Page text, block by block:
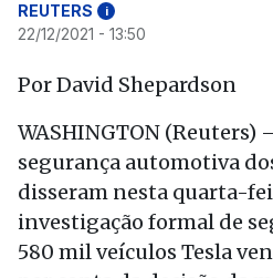
REUTERS i
22/12/2021 - 13:50
Por David Shepardson
WASHINGTON (Reuters)
segurança automotiva
disseram nesta quarta-
investigação formal de
580 mil veículos Tesla